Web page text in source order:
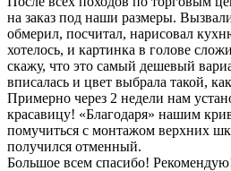
на заказ под наши размеры.
обмерил, посчитал, нарисовал
хотелось, и картинка в голове
скажу, что это самый дешевый
вписалась и цвет выбрала такой,
Примерно через 2 недели нам
красавицу! «Благодаря» нашим
помучиться с монтажом верхних
получился отменный.
Большое всем спасибо!